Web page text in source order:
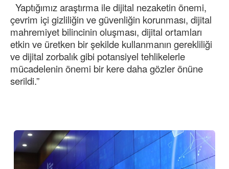
Yaptığımız araştırma ile dijital nezaketin önemi,
çevrim içi gizliliğin ve güvenliğin korunması, dijital
mahremiyet bilincinin oluşması, dijital ortamları
etkin ve üretken bir şekilde kullanmanın gerekliliği
ve dijital zorbalık gibi potansiyel tehlikelerle
mücadelenin önemi bir kere daha gözler önüne
serildi.”